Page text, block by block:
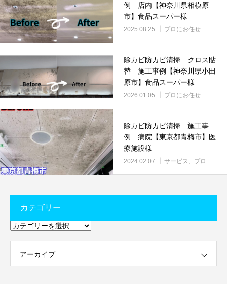
例 店内【神奈川県相模原
市】食品スーパー様
2025.08.25 プロにお任せ
除カビ防カビ清掃 クロス貼
替 施工事例【神奈川県小田
原市】食品スーパー様
2026.01.05 プロにお任せ
除カビ防カビ清掃 施工事
例 病院【東京都青梅市】医
療施設様
2024.02.07 サービス プロにお任せ
カテゴリー
カ
テ
アーカイブ